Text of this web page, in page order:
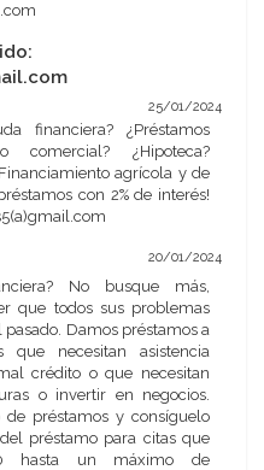
25/01/2024
financiera? ¿Préstamos
comercial? ¿Hipoteca?
agrícola y de
con 2% de interés!
20/01/2024
No busque más,
que todos sus problemas
pasado. Damos préstamos a
que necesitan asistencia
crédito o que necesitan
o invertir en negocios.
de préstamos y consíguelo
préstamo para citas que
hasta un máximo de